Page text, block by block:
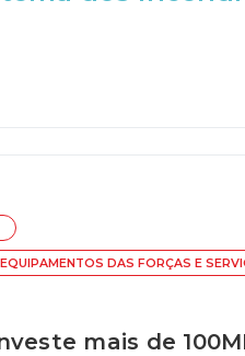
DAS FORÇAS E
mais de